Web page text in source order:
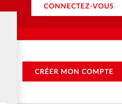
CONNECTEZ-VOUS
CRÉER MON COMPTE